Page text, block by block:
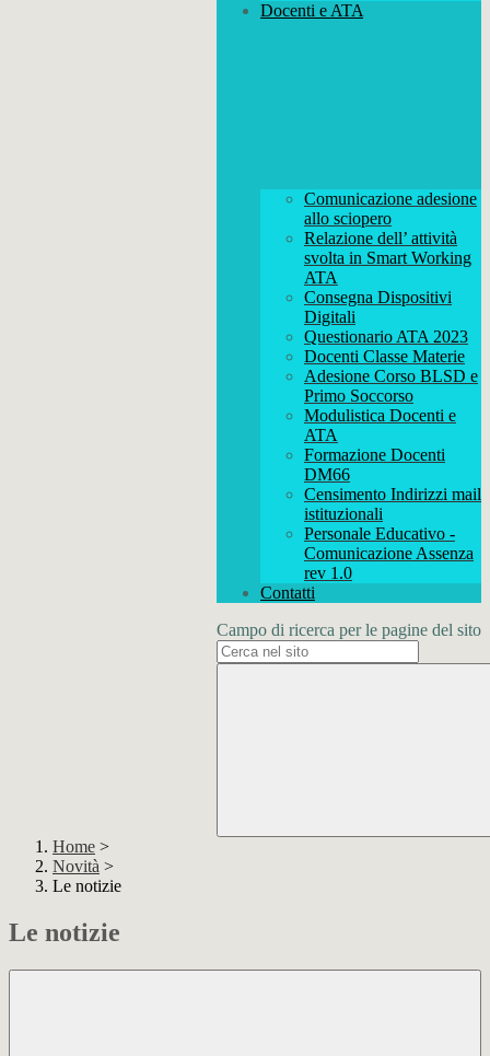
Docenti e ATA
Comunicazione adesione
allo sciopero
Relazione dell’ attività
svolta in Smart Working
ATA
Consegna Dispositivi
Digitali
Questionario ATA 2023
Docenti Classe Materie
Adesione Corso BLSD e
Primo Soccorso
Modulistica Docenti e
ATA
Formazione Docenti
DM66
Censimento Indirizzi mail
istituzionali
Personale Educativo -
Comunicazione Assenza
rev 1.0
Contatti
Campo di ricerca per le pagine del sito
Home >
Novità >
Le notizie
Le notizie